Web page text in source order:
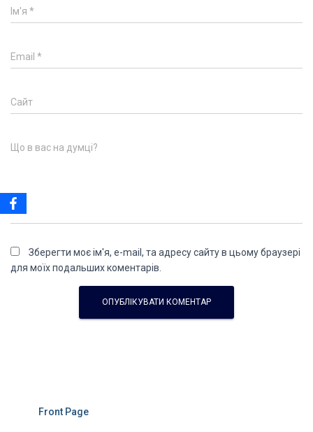
Ім'я *
Email *
Сайт
Що в вас на думці?
Зберегти моє ім'я, e-mail, та адресу сайту в цьому браузері
для моїх подальших коментарів.
Front Page